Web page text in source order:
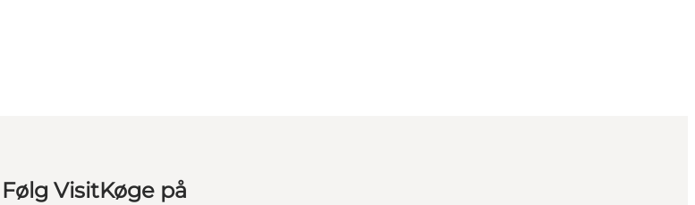
Følg VisitKøge på